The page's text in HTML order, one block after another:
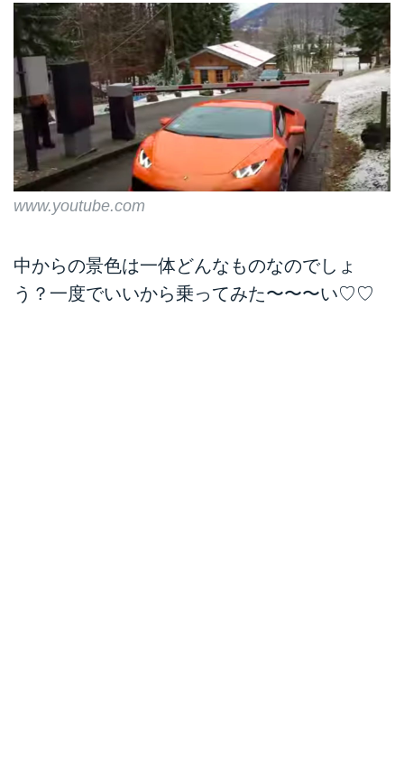
www.youtube.com
中からの景色は一体どんなものなのでしょ
う？一度でいいから乗ってみた〜〜〜い♡♡